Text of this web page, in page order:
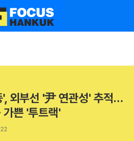
색
', 외부선 '尹 연관성' 추적…
가쁜 '투트랙'